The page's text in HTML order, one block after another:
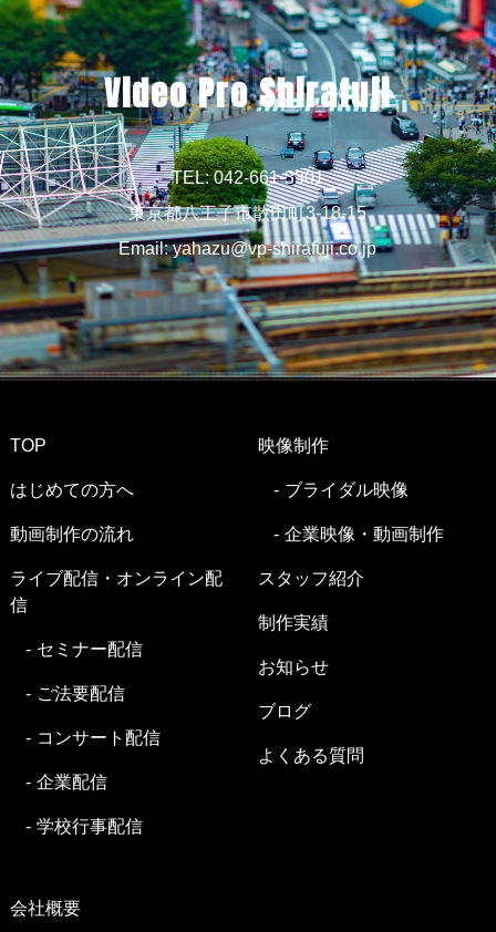
Video Pro Shirafuji
TEL: 042-661-3301
東京都八王子市散田町3-18-15
Email:yahazu@vp-shirafuji.co.jp
TOP
はじめての方へ
動画制作の流れ
ライブ配信・オンライン配
信
セミナー配信
ご法要配信
コンサート配信
企業配信
学校行事配信
映像制作
ブライダル映像
企業映像・動画制作
スタッフ紹介
制作実績
お知らせ
ブログ
よくある質問
会社概要